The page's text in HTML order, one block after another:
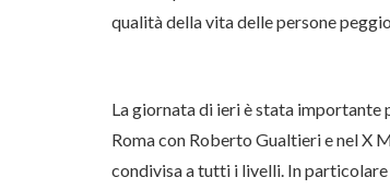
qualità della vita delle persone
La giornata di ieri è stata importante
Roma con Roberto Gualtieri e nel X
condivisa a tutti i livelli. In